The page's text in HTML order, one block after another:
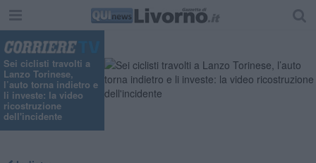
Sei ciclisti travolti a
Lanzo Torinese,
l’auto torna indietro e
li investe: la video
ricostruzione
dell'incidente